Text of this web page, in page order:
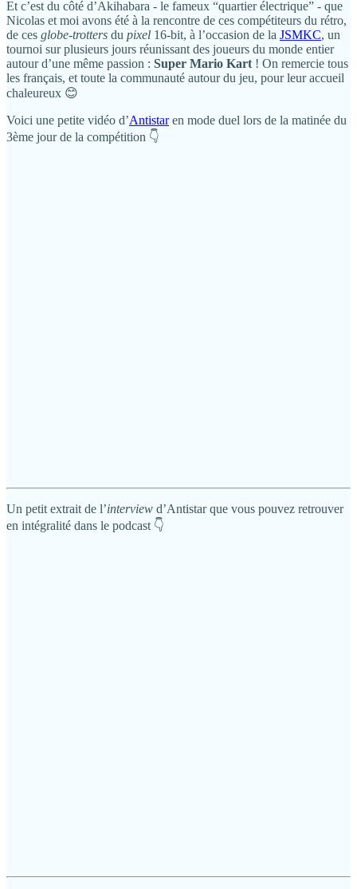
Et c’est du côté d’Akihabara - le fameux “quartier électrique” - que
Nicolas et moi avons été à la rencontre de ces compétiteurs du rétro,
de ces globe-trotters du pixel 16-bit, à l’occasion de la JSMKC, un
tournoi sur plusieurs jours réunissant des joueurs du monde entier
autour d’une même passion : Super Mario Kart ! On remercie tous
les français, et toute la communauté autour du jeu, pour leur accueil
chaleureux 😊
Voici une petite vidéo d’Antistaren mode duel lors de la matinée du
3ème jour de la compétition 👇
Un petit extrait de l’interview d’Antistar que vous pouvez retrouver
en intégralité dans le podcast 👇